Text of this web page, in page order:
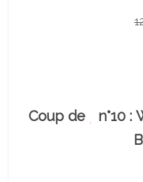
Coup de
n°10 :